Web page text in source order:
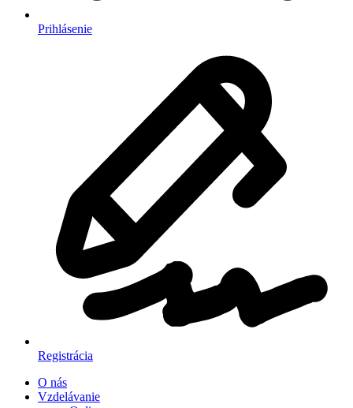
Prihlásenie
Registrácia
O nás
Vzdelávanie